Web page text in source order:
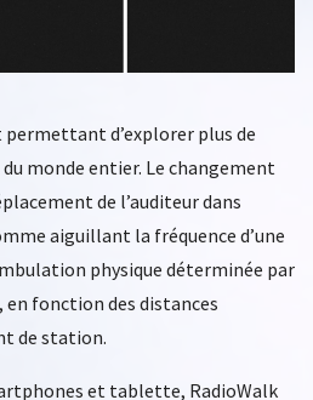
d’explorer plus de
monde entier. Le changement
de l’auditeur dans
aiguillant la fréquence d’une
physique déterminée par
en fonction des distances
de station.
et tablette, RadioWalk